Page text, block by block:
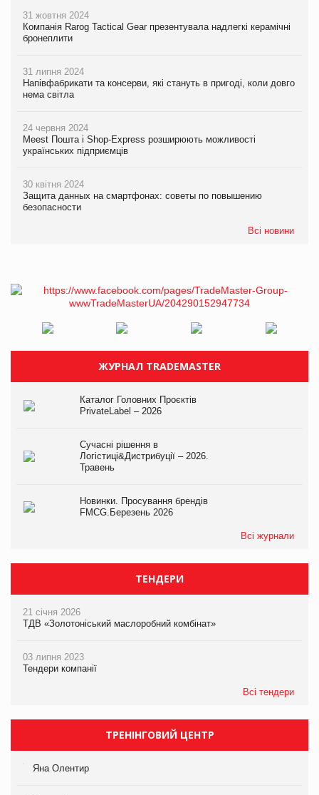
31 жовтня 2024
Компанія Rarog Tactical Gear презентувала надлегкі керамічні
бронеплити
31 липня 2024
Напівфабрикати та консерви, які стануть в пригоді, коли довго
нема світла
24 червня 2024
Meest Пошта і Shop-Express розширюють можливості
українських підприємців
30 квітня 2024
Защита данных на смартфонах: советы по повышению
безопасности
Всі новини
ЖУРНАЛ TRADEMASTER
Каталог Головних Проєктів
PrivateLabel – 2026
Сучасні рішення в
Логістиці&Дистрибуції – 2026.
Травень
Новинки. Просування брендів
FMCG.Березень 2026
Всі журнали
ТЕНДЕРИ
21 січня 2026
ТДВ «Золотоніський маслоробний комбінат»
03 липня 2023
Тендери компанії
Всі тендери
ТРЕНІНГОВИЙ ЦЕНТР
Яна Олентир